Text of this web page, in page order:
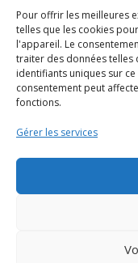
Pour offrir les meilleures
telles que les cookies
l'appareil. Le
traiter des données telles
identifiants uniques sur
consentement peut
fonctions.
Gérer les services
Mail:
Adresse :
© 2022 Mairie de